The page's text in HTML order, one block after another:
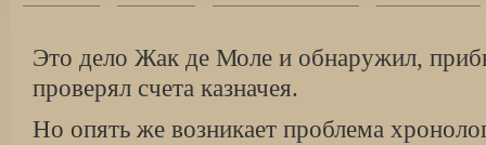
Это дело Жак де Моле и обнаружил,
проверял счета казначея.
Но опять же возникает проблема